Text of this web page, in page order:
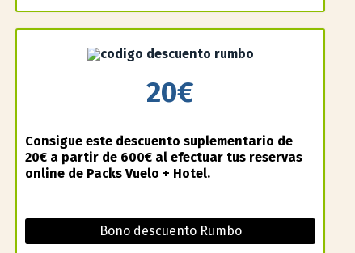
20€
Consigue este descuento suplementario de
20€ a partir de 600€ al efectuar tus reservas
online de Packs Vuelo + Hotel.
Bono descuento Rumbo